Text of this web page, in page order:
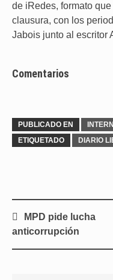
de iRedes, formato
clausura, con los
Jabois junto al escritor
Comentarios
PUBLICADO EN
ETIQUETADO
DIARIO
Navegación
de
MPD pide lucha
anticorrupción